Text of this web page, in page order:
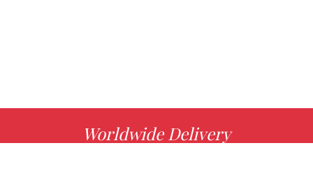
Worldwide Delivery